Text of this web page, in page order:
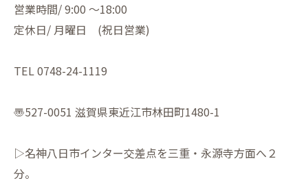
営業時間/ 9:00 〜18:00
定休日/ 月曜日 (祝日営業)
TEL 0748-24-1119
〠527-0051 滋賀県東近江市林田町1480-1
▷名神八日市インター交差点を三重・永源寺方面へ２
分。